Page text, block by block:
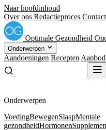
Naar hoofdinhoud
Over ons Redactieproces Contact
Optimale Gezondheid
Onderwerpen
Aandoeningen Recepten Aanbod
Onderwerpen
VoedingBewegenSlaapMentale
gezondheidHormonen